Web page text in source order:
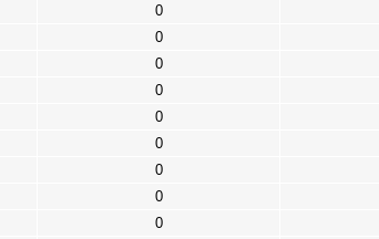
0
0
0
0
0
0
0
0
0